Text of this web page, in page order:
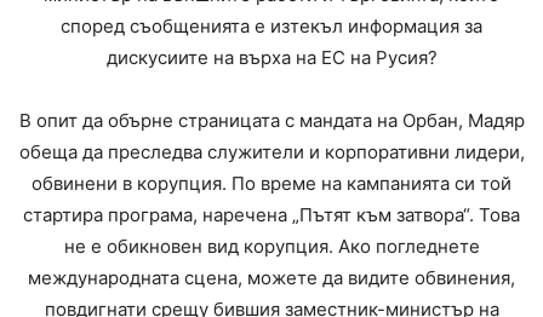
според съобщенията е изтекъл информация за
дискусиите на върха на ЕС на Русия?
В опит да обърне страницата с мандата на Орбан, Мадяр
обеща да преследва служители и корпоративни лидери,
обвинени в корупция. По време на кампанията си той
стартира програма, наречена „Пътят към затвора“. Това
не е обикновен вид корупция. Ако погледнете
международната сцена, можете да видите обвинения,
повдигнати срещу бившия заместник-министър на